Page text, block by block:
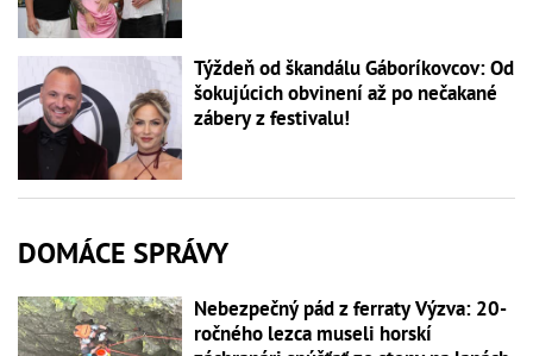
Týždeň od škandálu Gáboríkovcov: Od
šokujúcich obvinení až po nečakané
zábery z festivalu!
DOMÁCE SPRÁVY
Nebezpečný pád z ferraty Výzva: 20-
ročného lezca museli horskí